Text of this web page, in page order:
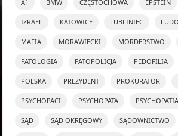
A1 BMW CZĘSTOCHOWA EPSTEIN
IZRAEL KATOWICE LUBLINIEC
MAFIA MORAWIECKI MORDERSTWO
PATOLOGIA PATOPOLICJA PEDOFILIA
POLSKA PREZYDENT PROKURATOR
PSYCHOPACI PSYCHOPATA PSYCHOPATIA
SĄD SĄD OKRĘGOWY SĄDOWNICTWO